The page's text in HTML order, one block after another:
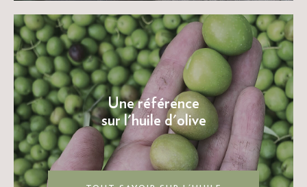
Une référence
sur l'huile d'olive